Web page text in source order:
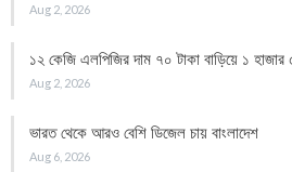
Aug 2, 2026
১২ কেজি এলপিজির দাম ৭০ টাকা বাড়িয়ে ১ হাজার
Aug 2, 2026
ভারত থেকে আরও বেশি ডিজেল চায় বাংলাদেশ
Aug 6, 2026